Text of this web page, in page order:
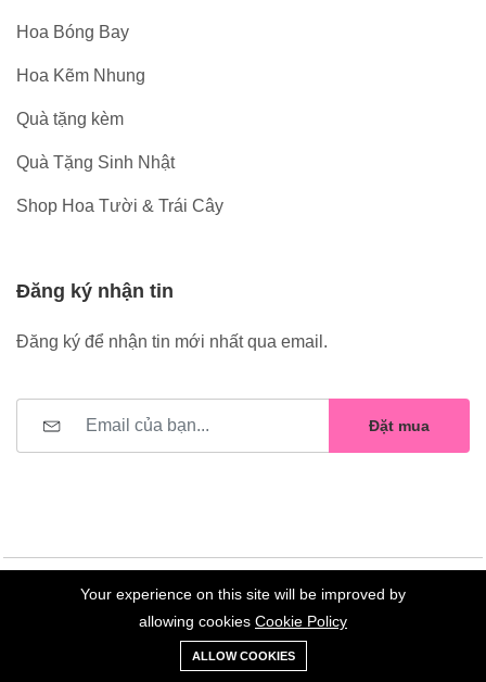
Hoa Bóng Bay
Hoa Kẽm Nhung
Quà tặng kèm
Quà Tặng Sinh Nhật
Shop Hoa Tười & Trái Cây
Đăng ký nhận tin
Đăng ký để nhận tin mới nhất qua email.
Đặt mua
©2023 Hoa Nelly . All Rights Reserved.
0
Xe
đẩy
Danh sách
yêu thích
Your experience on this site will be improved by
allowing cookies Cookie Policy
ALLOW COOKIES